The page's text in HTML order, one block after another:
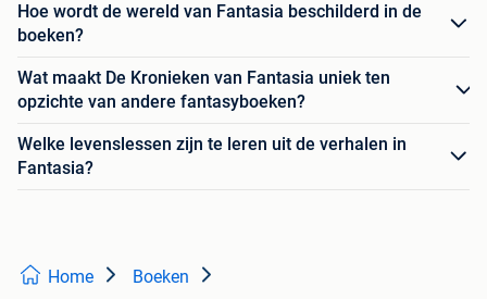
Hoe wordt de wereld van Fantasia beschilderd in de
boeken?
Wat maakt De Kronieken van Fantasia uniek ten
opzichte van andere fantasyboeken?
Welke levenslessen zijn te leren uit de verhalen in
Fantasia?
Home Boeken